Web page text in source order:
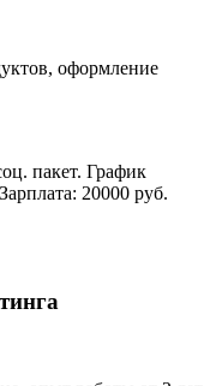
оформление
пакет. График
20000 руб.